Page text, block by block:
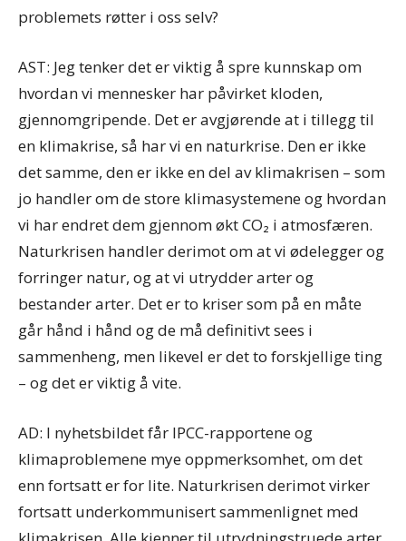
problemets røtter i oss selv?
AST: Jeg tenker det er viktig å spre kunnskap om
hvordan vi mennesker har påvirket kloden,
gjennomgripende. Det er avgjørende at i tillegg til
en klimakrise, så har vi en naturkrise. Den er ikke
det samme, den er ikke en del av klimakrisen – som
jo handler om de store klimasystemene og hvordan
vi har endret dem gjennom økt CO₂ i atmosfæren.
Naturkrisen handler derimot om at vi ødelegger og
forringer natur, og at vi utrydder arter og
bestander arter. Det er to kriser som på en måte
går hånd i hånd og de må definitivt sees i
sammenheng, men likevel er det to forskjellige ting
– og det er viktig å vite.
AD: I nyhetsbildet får IPCC-rapportene og
klimaproblemene mye oppmerksomhet, om det
enn fortsatt er for lite. Naturkrisen derimot virker
fortsatt underkommunisert sammenlignet med